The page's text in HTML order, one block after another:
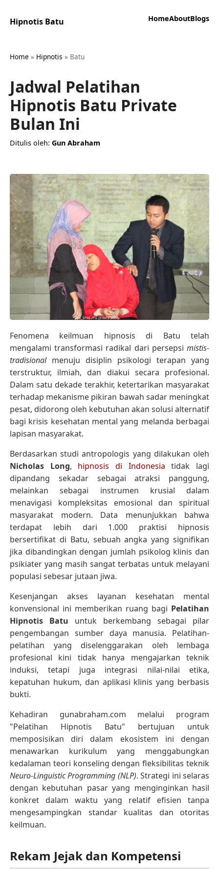
Hipnotis Batu HomeAboutBlogs
Home » Hipnotis » Batu
Jadwal Pelatihan
Hipnotis Batu Private
Bulan Ini
Ditulis oleh: Gun Abraham
Fenomena keilmuan hipnosis di Batu telah
mengalami transformasi radikal dari persepsi mistis-
tradisionalmenuju disiplin psikologi terapan yang
terstruktur, ilmiah, dan diakui secara profesional.
Dalam satu dekade terakhir, ketertarikan masyarakat
terhadap mekanisme pikiran bawah sadar meningkat
pesat, didorong oleh kebutuhan akan solusi alternatif
bagi krisis kesehatan mental yang melanda berbagai
lapisan masyarakat.
Berdasarkan studi antropologis yang dilakukan oleh
Nicholas Long, hipnosis di Indonesia tidak lagi
dipandang sekadar sebagai atraksi panggung,
melainkan sebagai instrumen krusial dalam
menavigasi kompleksitas emosional dan spiritual
masyarakat modern. Data menunjukkan bahwa
terdapat lebih dari 1.000 praktisi hipnosis
bersertifikat di Batu, sebuah angka yang signifikan
jika dibandingkan dengan jumlah psikolog klinis dan
psikiater yang masih sangat terbatas untuk melayani
populasi sebesar jutaan jiwa.
Kesenjangan akses layanan kesehatan mental
konvensional ini memberikan ruang bagi Pelatihan
Hipnotis Batu untuk berkembang sebagai pilar
pengembangan sumber daya manusia. Pelatihan-
pelatihan yang diselenggarakan oleh lembaga
profesional kini tidak hanya mengajarkan teknik
induksi, tetapi juga integrasi nilai-nilai etika,
kepatuhan hukum, dan aplikasi klinis yang berbasis
bukti.
Kehadiran gunabraham.com melalui program
"Pelatihan Hipnotis Batu" bertujuan untuk
memposisikan diri dalam ekosistem ini dengan
menawarkan kurikulum yang menggabungkan
kedalaman teori konseling dengan fleksibilitas teknik
Neuro-Linguistic Programming (NLP). Strategi ini selaras
dengan kebutuhan pasar yang menginginkan hasil
konkret dalam waktu yang relatif efisien tanpa
mengesampingkan standar kualitas dan otoritas
keilmuan.
Rekam Jejak dan Kompetensi